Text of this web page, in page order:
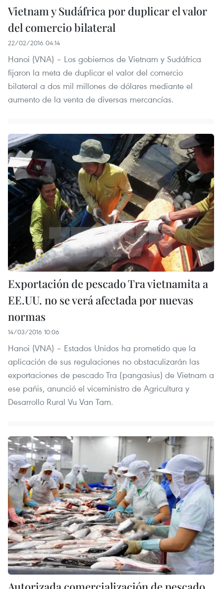
Vietnam y Sudáfrica por duplicar el valor
del comercio bilateral
22/02/2016 04:14
Hanoi (VNA) – Los gobiernos de Vietnam y Sudáfrica
fijaron la meta de duplicar el valor del comercio
bilateral a dos mil millones de dólares mediante el
aumento de la venta de diversas mercancías.
Exportación de pescado Tra vietnamita a
EE.UU. no se verá afectada por nuevas
normas
14/03/2016 10:06
Hanoi​ (VNA) – Estados Unidos ha prometido que la
aplicación de sus regulaciones no obstaculizarán las
exportaciones de pescado Tra (pangasius) de Vietnam a
ese pañis, anunció el viceministro de Agricultura y
Desarrollo Rural Vu Van Tam.